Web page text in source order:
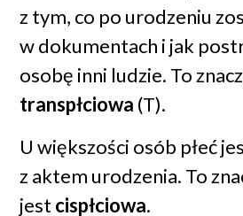
z tym, co po urodzeniu
w dokumentach i jak
osobę inni ludzie. To
transpłciowa (T).
U większości osób płeć
z aktem urodzenia. To
jest cispłciowa.